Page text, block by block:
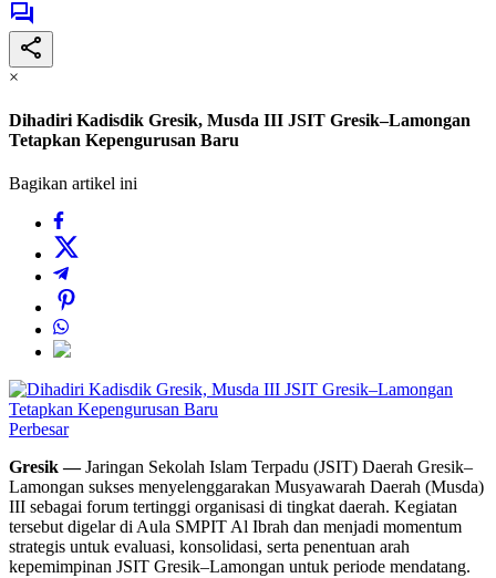
×
Dihadiri Kadisdik Gresik, Musda III JSIT Gresik–Lamongan
Tetapkan Kepengurusan Baru
Bagikan artikel ini
Perbesar
Gresik —Jaringan Sekolah Islam Terpadu (JSIT) Daerah Gresik–
Lamongan sukses menyelenggarakan Musyawarah Daerah (Musda)
III sebagai forum tertinggi organisasi di tingkat daerah. Kegiatan
tersebut digelar di Aula SMPIT Al Ibrah dan menjadi momentum
strategis untuk evaluasi, konsolidasi, serta penentuan arah
kepemimpinan JSIT Gresik–Lamongan untuk periode mendatang.